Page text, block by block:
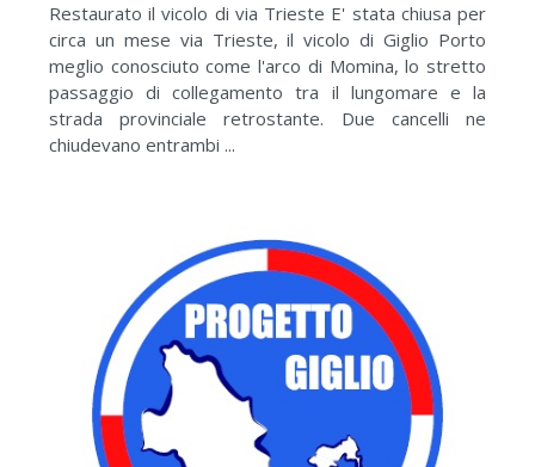
Restaurato il vicolo di via Trieste E' stata chiusa per
circa un mese via Trieste, il vicolo di Giglio Porto
meglio conosciuto come l'arco di Momina, lo stretto
passaggio di collegamento tra il lungomare e la
strada provinciale retrostante. Due cancelli ne
chiudevano entrambi ...